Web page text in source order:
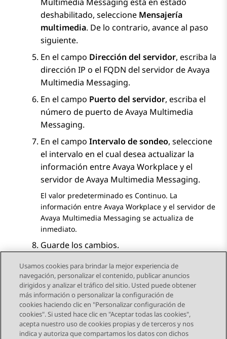
deshabilitado, seleccione Mensajería
multimedia. De lo contrario, avance al paso
siguiente.
En el campo Dirección del servidor, escriba la
dirección IP o el FQDN del servidor deAvaya
Multimedia Messaging.
En el campo Puerto del servidor, escriba el
número de puerto deAvaya Multimedia
Messaging.
En el campo Intervalo de sondeo, seleccione
el intervalo en el cual desea actualizar la
información entreAvaya Workplacey el
servidor deAvaya Multimedia Messaging.
El valor predeterminado es Continuo. La
información entre Avaya Workplace y el servidor de
Avaya Multimedia Messaging se actualiza de
inmediato.
Guarde los cambios.
Send Feedback
Usamos cookies para brindar la mejor experiencia de
navegación, personalizar el contenido, publicar anuncios
dirigidos y analizar el tráfico del sitio. Usted puede obtener
más información o personalizar la configuración de
cookies haciendo clic en "Personalizar configuración de
cookies". Si usted hace clic en "Aceptar todas las cookies",
acepta nuestro uso de cookies propias y de terceros y nos
indica y autoriza que compartamos los datos con dichos